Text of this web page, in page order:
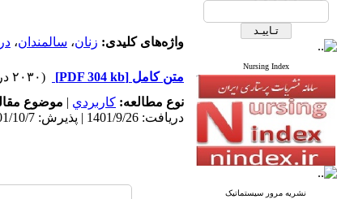
Nursing Index
نشریه مرور سیستماتیک
واژه‌های کلیدی: زنان، سالمندان،
متن کامل [PDF 304 kb]
(۲۰۳۰ دریافت)
نوع مطالعه: كاربردي | موضوع
دریافت: 1401/9/26 | پذیرش: 1401/10/7 | انتشار: 1401/12/10